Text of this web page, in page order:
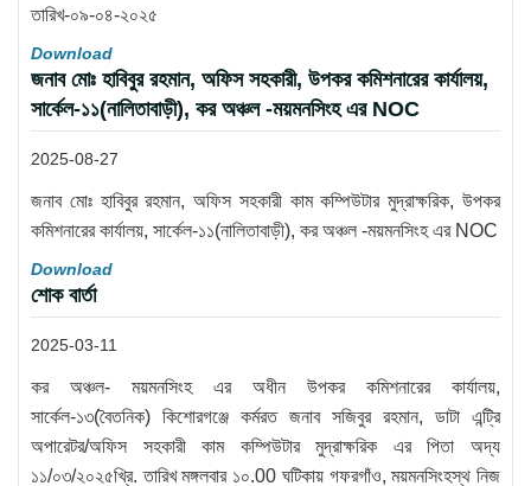
তারিখ-০৯-০৪-২০২৫
Download
জনাব মোঃ হাবিবুর রহমান, অফিস সহকারী, উপকর কমিশনারের কার্যালয়,
সার্কেল-১১(নালিতাবাড়ী), কর অঞ্চল -ময়মনসিংহ এর NOC
2025-08-27
জনাব মোঃ হাবিবুর রহমান, অফিস সহকারী কাম কম্পিউটার মুদ্রাক্ষরিক, উপকর
কমিশনারের কার্যালয়, সার্কেল-১১(নালিতাবাড়ী), কর অঞ্চল -ময়মনসিংহ এর NOC
Download
শোক বার্তা
2025-03-11
কর অঞ্চল- ময়মনসিংহ এর অধীন উপকর কমিশনারের কার্যালয়,
সার্কেল-১৩(বৈতনিক) কিশোরগঞ্জে কর্মরত জনাব সজিবুর রহমান, ডাটা এন্ট্রি
অপারেটর/অফিস সহকারী কাম কম্পিউটার মুদ্রাক্ষরিক এর পিতা অদ্য
১১/০৩/২০২৫খ্রি. তারিখ মঙ্গলবার ১০.00 ঘটিকায় গফরগাঁও, ময়মনসিংহস্থ নিজ